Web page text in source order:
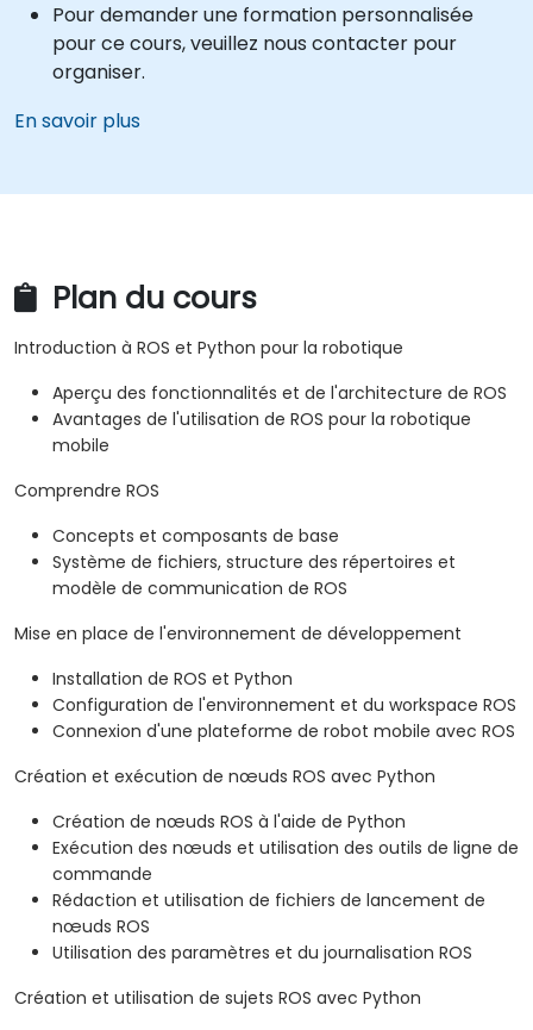
Pour demander une formation personnalisée
pour ce cours, veuillez nous contacter pour
organiser.
En savoir plus
Plan du cours
Introduction à ROS et Python pour la robotique
Aperçu des fonctionnalités et de l'architecture de ROS
Avantages de l'utilisation de ROS pour la robotique
mobile
Comprendre ROS
Concepts et composants de base
Système de fichiers, structure des répertoires et
modèle de communication de ROS
Mise en place de l'environnement de développement
Installation de ROS et Python
Configuration de l'environnement et du workspace ROS
Connexion d'une plateforme de robot mobile avec ROS
Création et exécution de nœuds ROS avec Python
Création de nœuds ROS à l'aide de Python
Exécution des nœuds et utilisation des outils de ligne de
commande
Rédaction et utilisation de fichiers de lancement de
nœuds ROS
Utilisation des paramètres et du journalisation ROS
Création et utilisation de sujets ROS avec Python